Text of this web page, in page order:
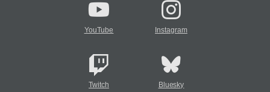
YouTube Instagram
Twitch Bluesky